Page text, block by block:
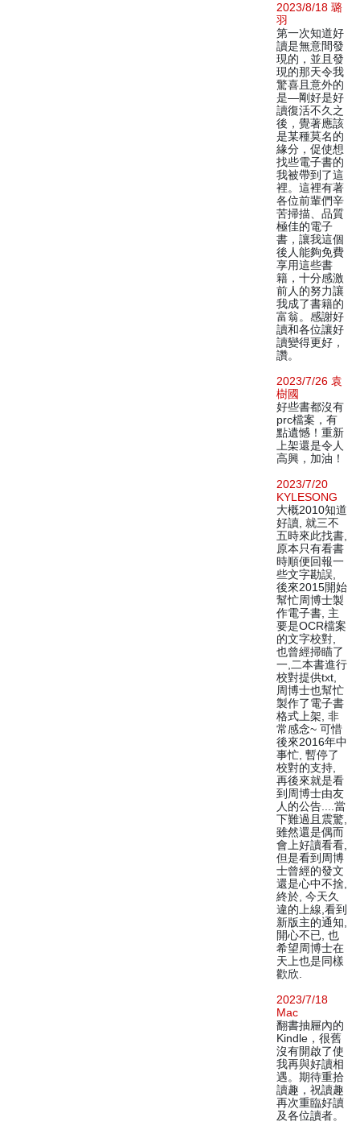
2023/8/18 璐
羽
第一次知道好
讀是無意間發
現的，並且發
現的那天令我
驚喜且意外的
是—剛好是好
讀復活不久之
後，覺著應該
是某種莫名的
緣分，促使想
找些電子書的
我被帶到了這
裡。這裡有著
各位前輩們辛
苦掃描、品質
極佳的電子
書，讓我這個
後人能夠免費
享用這些書
籍，十分感激
前人的努力讓
我成了書籍的
富翁。感謝好
讀和各位讓好
讀變得更好，
讚。
2023/7/26 袁
樹國
好些書都沒有
prc檔案，有
點遺憾！重新
上架還是令人
高興，加油！
2023/7/20
KYLESONG
大概2010知道
好讀, 就三不
五時來此找書,
原本只有看書
時順便回報一
些文字勘誤,
後來2015開始
幫忙周博士製
作電子書, 主
要是OCR檔案
的文字校對,
也曾經掃瞄了
一,二本書進行
校對提供txt,
周博士也幫忙
製作了電子書
格式上架, 非
常感念~ 可惜
後來2016年中
事忙, 暫停了
校對的支持,
再後來就是看
到周博士由友
人的公告....當
下難過且震驚,
雖然還是偶而
會上好讀看看,
但是看到周博
士曾經的發文
還是心中不捨,
終於, 今天久
違的上線,看到
新版主的通知,
開心不已, 也
希望周博士在
天上也是同樣
歡欣.
2023/7/18
Mac
翻書抽屜內的
Kindle，很舊
沒有開啟了使
我再與好讀相
遇。期待重拾
讀趣，祝讀趣
再次重臨好讀
及各位讀者。